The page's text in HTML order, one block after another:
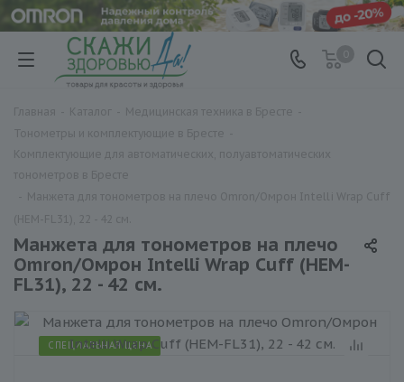
Манжета для тонометров на плечо
Omron/Омрон Intelli Wrap Cuff (HEM-
FL31), 22 - 42 см.
СПЕЦИАЛЬНАЯ ЦЕНА